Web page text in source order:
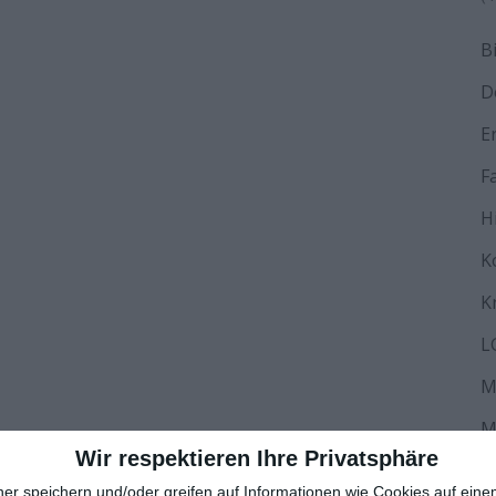
Wir respektieren Ihre Privatsphäre
speichern und/oder greifen auf Informationen wie Cookies auf